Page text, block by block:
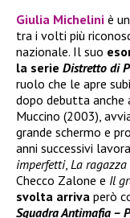
Giulia Michelini è
tra i volti più
nazionale. Il suo
la serie Distretto di
ruolo che le apre
dopo debutta anche
Muccino (2003),
grande schermo e
anni successivi
imperfetti, La
Checco Zalone e Il
svolta arriva però
Squadra Antimafia –